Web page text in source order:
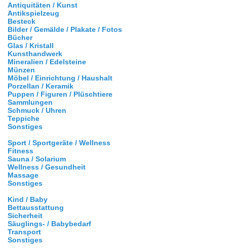
Antiquitäten / Kunst
Antikspielzeug
Besteck
Bilder / Gemälde / Plakate / Fotos
Bücher
Glas / Kristall
Kunsthandwerk
Mineralien / Edelsteine
Münzen
Möbel / Einrichtung / Haushalt
Porzellan / Keramik
Puppen / Figuren / Plüschtiere
Sammlungen
Schmuck / Uhren
Teppiche
Sonstiges
Sport / Sportgeräte / Wellness
Fitness
Sauna / Solarium
Wellness / Gesundheit
Massage
Sonstiges
Kind / Baby
Bettausstattung
Sicherheit
Säuglings- / Babybedarf
Transport
Sonstiges